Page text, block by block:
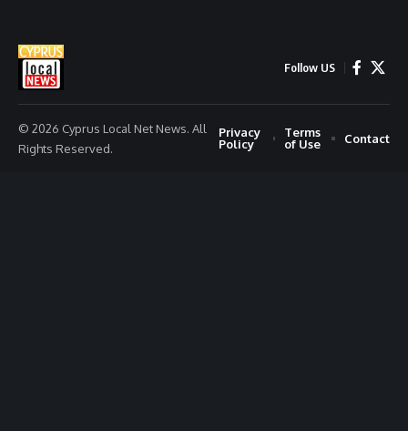
Follow US
© 2026 Cyprus Local Net News. All
Rights Reserved.
Privacy
Policy
Terms
of Use
Contact